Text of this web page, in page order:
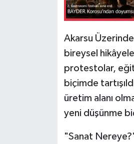
Akarsu
bireysel
protestolar,
biçimde
üretim alanı
yeni düşünme
"Sanat